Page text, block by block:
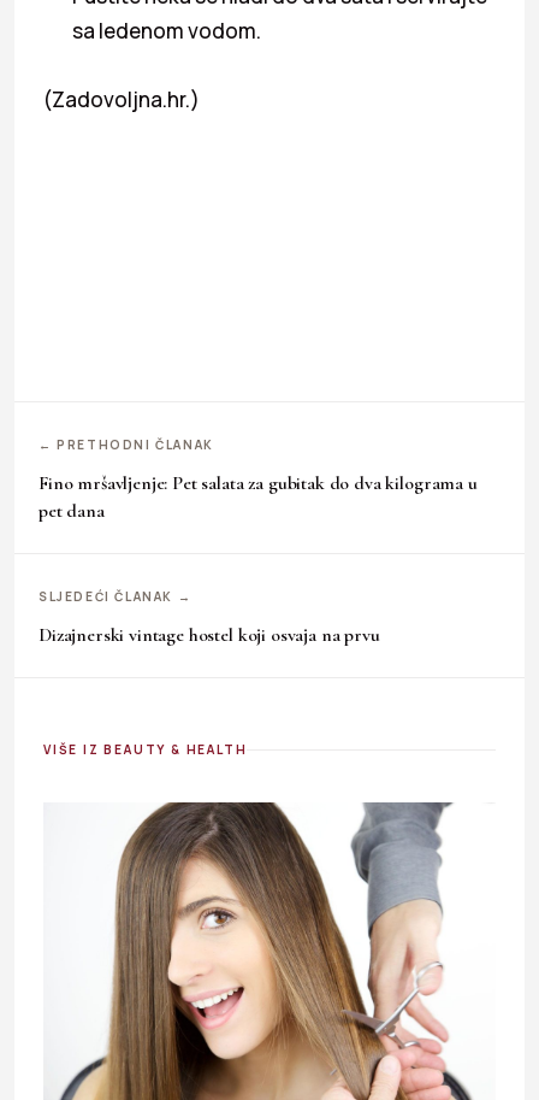
sa ledenom vodom.
(Zadovoljna.hr.)
← PRETHODNI ČLANAK
Fino mršavljenje: Pet salata za gubitak do dva kilograma u
pet dana
SLJEDEĆI ČLANAK →
Dizajnerski vintage hostel koji osvaja na prvu
VIŠE IZ BEAUTY & HEALTH